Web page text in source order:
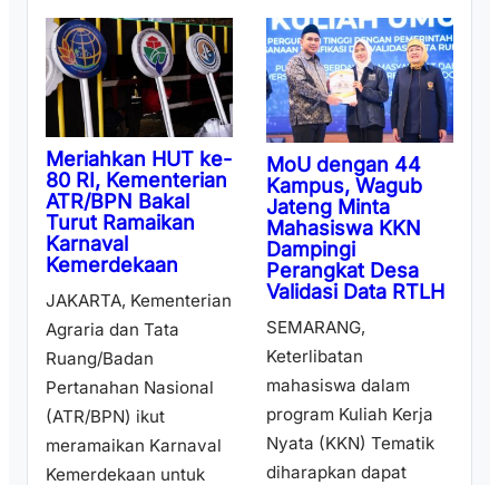
Meriahkan HUT ke-
80 RI, Kementerian
ATR/BPN Bakal
Turut Ramaikan
Karnaval
Kemerdekaan
JAKARTA, Kementerian
Agraria dan Tata
Ruang/Badan
Pertanahan Nasional
(ATR/BPN) ikut
meramaikan Karnaval
Kemerdekaan untuk
MoU dengan 44
Kampus, Wagub
Jateng Minta
Mahasiswa KKN
Dampingi
Perangkat Desa
Validasi Data RTLH
SEMARANG,
Keterlibatan
mahasiswa dalam
program Kuliah Kerja
Nyata (KKN) Tematik
diharapkan dapat